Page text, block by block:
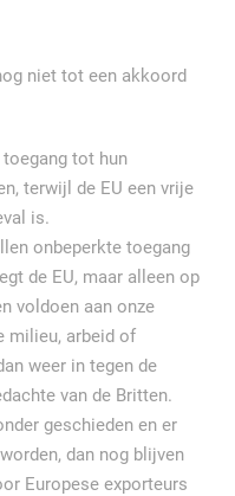
niet tot een akkoord
tot hun
terwijl de EU een vrije
is.
onbeperkte toegang
de EU, maar alleen op
voldoen aan onze
milieu, arbeid of
weer in tegen de
van de Britten.
geschieden en er
dan nog blijven
Europese exporteurs